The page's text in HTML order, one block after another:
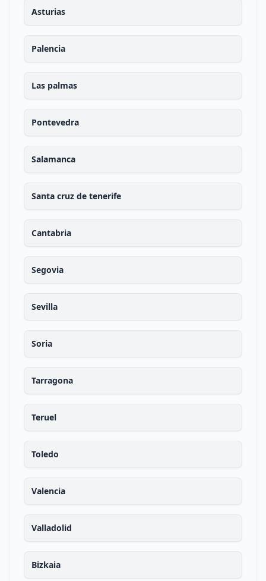
Asturias
Palencia
Las palmas
Pontevedra
Salamanca
Santa cruz de tenerife
Cantabria
Segovia
Sevilla
Soria
Tarragona
Teruel
Toledo
Valencia
Valladolid
Bizkaia